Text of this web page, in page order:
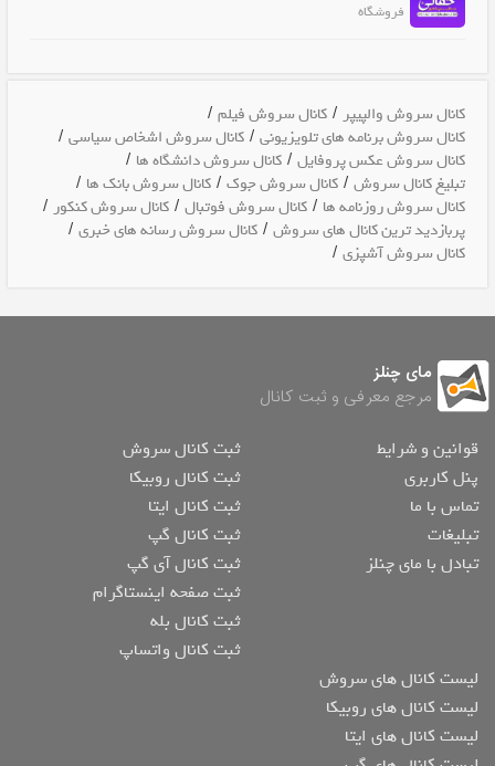
فروشگاه
کانال سروش والپیپر /کانال سروش فیلم /
کانال سروش برنامه های تلویزیونی /کانال سروش اشخاص سیاسی /
کانال سروش عکس پروفایل /کانال سروش دانشگاه ها /
تبلیغ کانال سروش /کانال سروش جوک /کانال سروش بانک ها /
کانال سروش روزنامه ها /کانال سروش فوتبال /کانال سروش کنکور /
پربازدید ترین کانال های سروش /کانال سروش رسانه های خبری /
کانال سروش آشپزی /
مای چنلز
مرجع معرفی و ثبت کانال
قوانین و شرایط
پنل کاربری
تماس با ما
تبلیغات
تبادل با مای چنلز
ثبت کانال سروش
ثبت کانال روبیکا
ثبت کانال ایتا
ثبت کانال گپ
ثبت کانال آی گپ
ثبت صفحه اینستاگرام
ثبت کانال بله
ثبت کانال واتساپ
لیست کانال های سروش
لیست کانال های روبیکا
لیست کانال های ایتا